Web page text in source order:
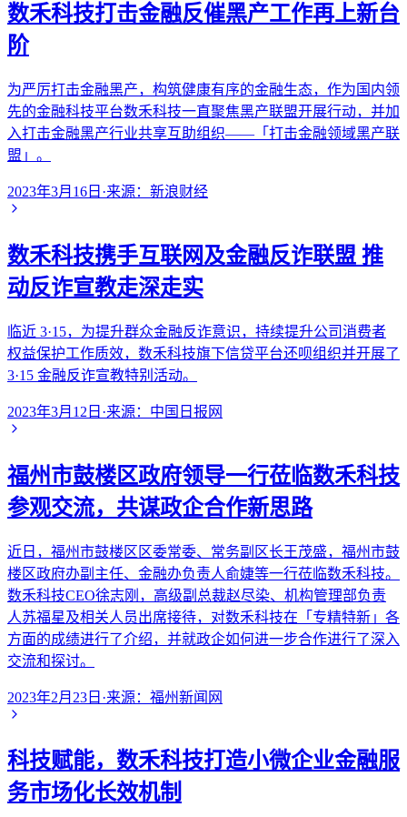
数禾科技打击金融反催黑产工作再上新台
阶
为严厉打击金融黑产，构筑健康有序的金融生态，作为国内领
先的金融科技平台数禾科技一直聚焦黑产联盟开展行动，并加
入打击金融黑产行业共享互助组织——「打击金融领域黑产联
盟」。
2023年3月16日 ·来源： 新浪财经
数禾科技携手互联网及金融反诈联盟 推
动反诈宣教走深走实
临近 3·15，为提升群众金融反诈意识，持续提升公司消费者
权益保护工作质效，数禾科技旗下信贷平台还呗组织并开展了
3·15 金融反诈宣教特别活动。
2023年3月12日 ·来源： 中国日报网
福州市鼓楼区政府领导一行莅临数禾科技
参观交流，共谋政企合作新思路
近日，福州市鼓楼区区委常委、常务副区长王茂盛，福州市鼓
楼区政府办副主任、金融办负责人俞婕等一行莅临数禾科技。
数禾科技CEO徐志刚，高级副总裁赵尽染、机构管理部负责
人苏福星及相关人员出席接待，对数禾科技在「专精特新」各
方面的成绩进行了介绍，并就政企如何进一步合作进行了深入
交流和探讨。
2023年2月23日 ·来源： 福州新闻网
科技赋能，数禾科技打造小微企业金融服
务市场化长效机制